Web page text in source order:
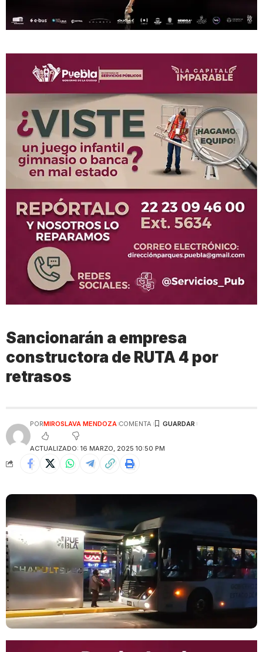
Sancionarán a empresa
constructora de RUTA 4 por
retrasos
ACTUALIZADO: 16 MARZO, 2025 10:50 PM
PORMIROSLAVA MENDOZA COMENTA